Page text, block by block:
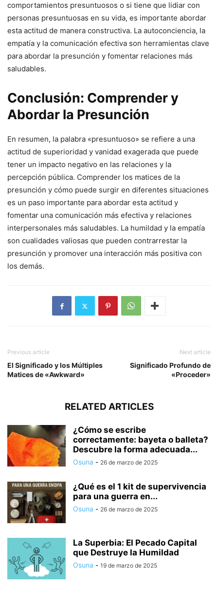
comportamientos presuntuosos o si tiene que lidiar con
personas presuntuosas en su vida, es importante abordar
esta actitud de manera constructiva. La autoconciencia, la
empatía y la comunicación efectiva son herramientas clave
para abordar la presunción y fomentar relaciones más
saludables.
Conclusión: Comprender y
Abordar la Presunción
En resumen, la palabra «presuntuoso» se refiere a una
actitud de superioridad y vanidad exagerada que puede
tener un impacto negativo en las relaciones y la
percepción pública. Comprender los matices de la
presunción y cómo puede surgir en diferentes situaciones
es un paso importante para abordar esta actitud y
fomentar una comunicación más efectiva y relaciones
interpersonales más saludables. La humildad y la empatía
son cualidades valiosas que pueden contrarrestar la
presunción y promover una interacción más positiva con
los demás.
Previous article
El Significado y los Múltiples
Matices de «Awkward»
Next article
Significado Profundo de
«Proceder»
RELATED ARTICLES
¿Cómo se escribe
correctamente: bayeta o balleta?
Descubre la forma adecuada...
Osuna - 26 de marzo de 2025
¿Qué es el 1 kit de supervivencia
para una guerra en...
Osuna - 26 de marzo de 2025
La Superbia: El Pecado Capital
que Destruye la Humildad
Osuna - 19 de marzo de 2025